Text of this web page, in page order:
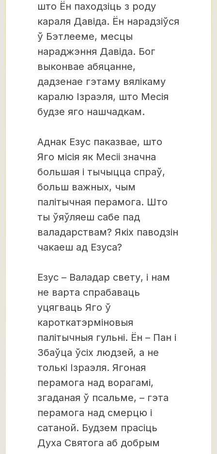
што Ён паходзіць з роду
караля Давіда. Ён нарадзіўся
ў Бэтлееме, месцы
нараджэння Давіда. Бог
выконвае абяцанне,
дадзенае гэтаму вялікаму
каралю Ізраэля, што Месія
будзе яго нашчадкам.
Аднак Езус паказвае, што
Яго місія як Месіі значна
большая і тычыцца спраў,
больш важных, чым
палітычная перамога. Што
ты ўяўляеш сабе пад
валадарствам? Якіх паводзін
чакаеш ад Езуса?
Езус – Валадар свету, і нам
не варта спрабаваць
уцягваць Яго ў
кароткатэрміновыя
палітычныя гульні. Ён – Пан і
Збаўца ўсіх людзей, а не
толькі Ізраэля. Ягоная
перамога над ворагамі,
згаданая ў псальме, – гэта
перамога над смерцю і
сатаной. Будзем прасіць
Духа Святога аб добрым